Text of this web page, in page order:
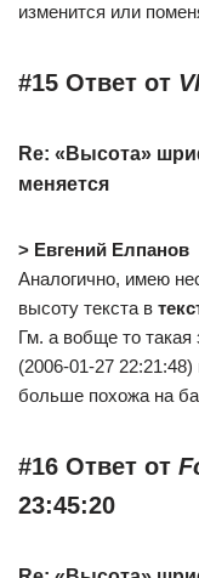
изменится или
#15 Ответ от
Re: «Высота»
меняется
> Евгений Елпанов
Аналогично, имею
высоту текста в
Гм. а вобще то такая
(2006-01-27
больше похожа на
#16 Ответ от
23:45:20